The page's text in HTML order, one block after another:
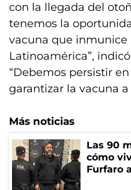
con la llegada del
tenemos la
vacuna que inmunice
Latinoamérica”,
“Debemos persistir
garantizar la vacuna
Más noticias
Las 90
cómo
Furfaro